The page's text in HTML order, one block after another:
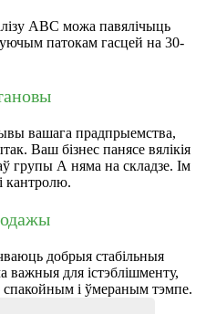
ABC можа павялічыць
патокам гасцей на 30-
вашага прадпрыемства,
Ваш бізнес панясе вялікія
групы А няма на складзе. Ім
кантролю.
добрыя стабільныя
важныя для істэблішменту,
спакойным і ўмераным тэмпе.